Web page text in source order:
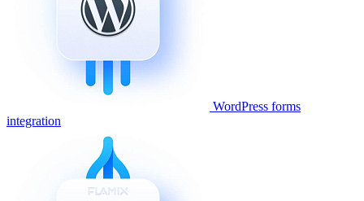
WordPress forms
integration